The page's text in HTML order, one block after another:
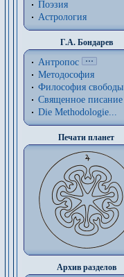
Поэзия
Астрология
Г.А. Бондарев
Антропос
Методософия
Философия cвободы
Священное писание
Die Methodologie...
Печати планет
Архив разделов